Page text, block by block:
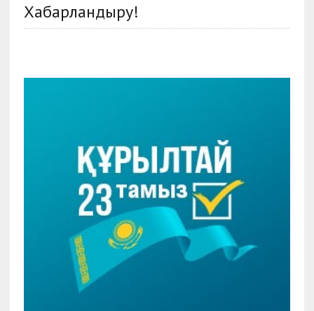
Хабарландыру!